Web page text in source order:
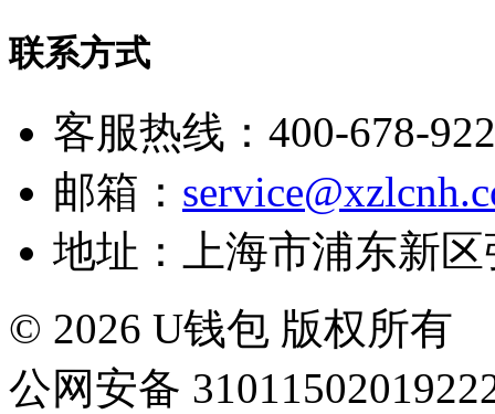
联系方式
客服热线：400-678-
邮箱：
地址：上海市浦东
© 2026 U钱包 版权所有
公网安备